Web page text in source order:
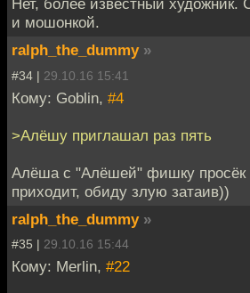
Нет, более известный
и мошонкой.
ralph_the_dummy »
#34 | 29.10.16 15:41
Кому: Goblin, #4
>Алёшу приглашал раз пять
Алёша с "Алёшей" фишку просёк
приходит, обиду злую затаив))
ralph_the_dummy »
#35 | 29.10.16 15:44
Кому: Merlin, #22